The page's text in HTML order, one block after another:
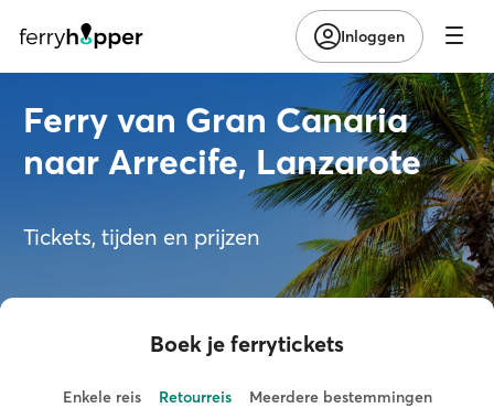
Inloggen
Ferry van Gran Canaria
naar Arrecife, Lanzarote
Tickets, tijden en prijzen
Boek je ferrytickets
Enkele reis Retourreis Meerdere bestemmingen